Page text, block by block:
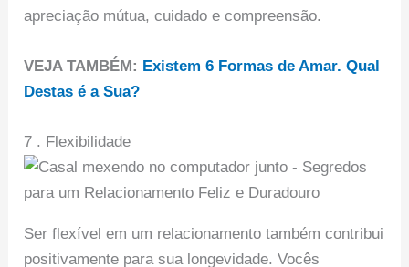
apreciação mútua, cuidado e compreensão.
VEJA TAMBÉM: Existem 6 Formas de Amar. Qual
Destas é a Sua?
7 . Flexibilidade
Ser flexível em um relacionamento também contribui
positivamente para sua longevidade. Vocês